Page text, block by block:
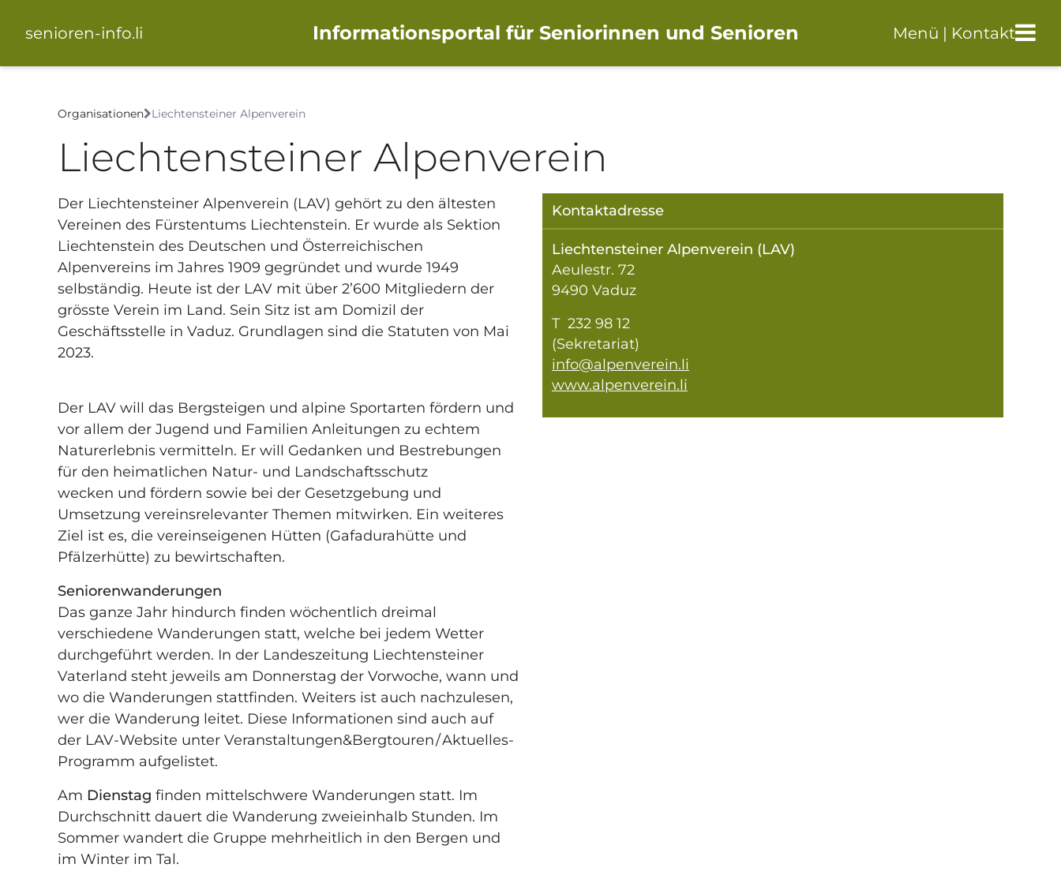
senioren-info.li Informationsportal für Seniorinnen und Senioren Menü | Kontakt
Organisationen Liechtensteiner Alpenverein
Liechtensteiner Alpenverein
Der Liechtensteiner Alpenverein (LAV) gehört zu den ältesten
Vereinen des Fürstentums Liechtenstein. Er wurde als Sektion
Liechtenstein des Deutschen und Öster­reichischen
Alpenvereins im Jahres 1909 gegründet und wurde 1949
selbständig. Heute ist der LAV mit über 2’600 Mitgliedern der
grösste Verein im Land. Sein Sitz ist am Domizil der
Geschäftsstelle in Vaduz. Grundlagen sind die Statuten von Mai
2023.
Der LAV will das Bergsteigen und alpine Sportarten fördern und
vor allem der Jugend und Familien Anleitungen zu echtem
Naturerlebnis vermitteln. Er will Gedanken und Bestrebungen
für den heimatlichen Natur- und Landschaftsschutz
wecken und fördern sowie bei der Gesetzgebung und
Umsetzung vereinsrelevanter Themen mitwirken. Ein weiteres
Ziel ist es, die vereinseigenen Hütten (Gafadurahütte und
Pfälzerhütte) zu bewirtschaften.
Seniorenwanderungen
Das ganze Jahr hindurch finden wöchentlich dreimal
verschiedene Wanderungen statt, welche bei jedem Wetter
durchgeführt werden. In der Landeszeitung Liechtensteiner
Vaterland steht jeweils am ­Donnerstag der Vorwoche, wann und
wo die Wanderungen stattfinden. Weiters ist auch nachzulesen,
wer die Wanderung leitet. Diese Informa­tionen sind auch auf
der LAV-Website unter Veranstaltungen&Bergtouren / Aktuelles-
Programm aufgelistet.
Am Dienstag finden mittelschwere Wanderungen statt. Im
Durchschnitt dauert die Wanderung zweieinhalb Stunden. Im
Sommer wandert die Gruppe mehrheitlich in den Bergen und
im Winter im Tal.
Kontaktadresse
Liechtensteiner Alpenverein (LAV)
Aeulestr. 72
9490 Vaduz
T 232 98 12
(Sekretariat)
info@alpenverein.li
www.alpenverein.li